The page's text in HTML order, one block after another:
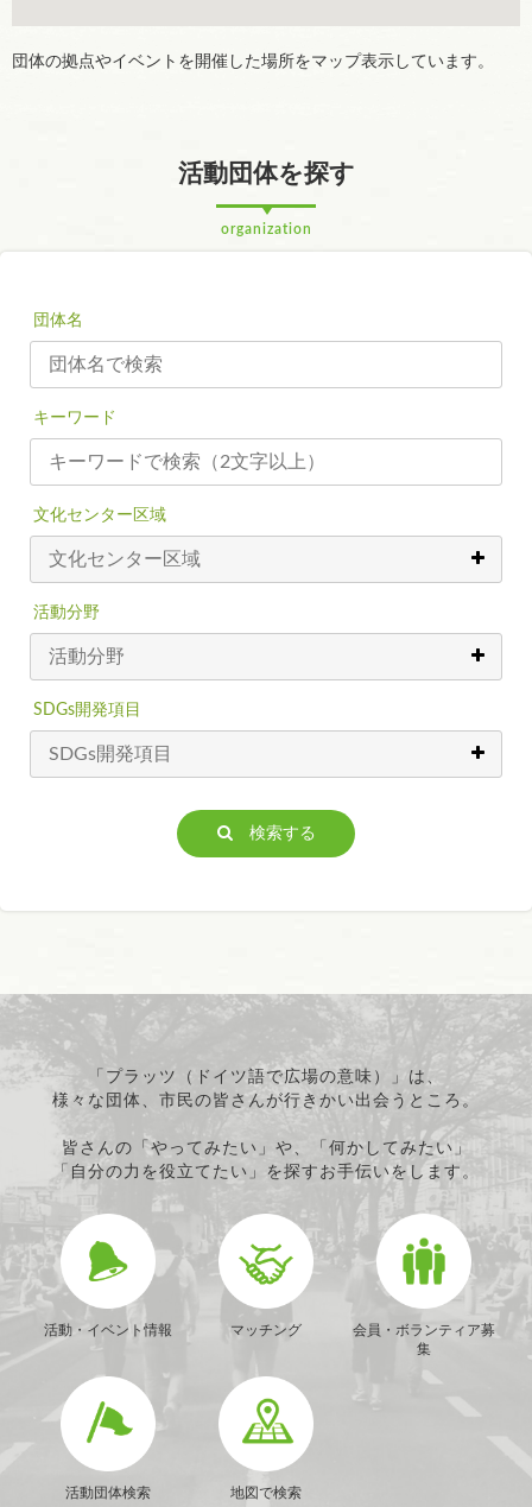
団体の拠点やイベントを開催した場所をマップ表示しています。
活動団体を探す
organization
団体名
キーワード
文化センター区域
活動分野
SDGs開発項目
検索する
「プラッツ（ドイツ語で広場の意味）」は、
様々な団体、市民の皆さんが行きかい出会うところ。
皆さんの「やってみたい」や、「何かしてみたい」
「自分の力を役立てたい」を探すお手伝いをします。
活動・イベント情報 マッチング
会員・ボランティア募
集
活動団体検索 地図で検索